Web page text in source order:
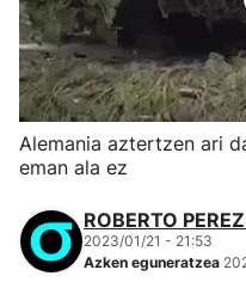
Alemania aztertzen ari
eman ala ez
ROBERTO
2023/01/21 - 21:53
Azken eguneratzea